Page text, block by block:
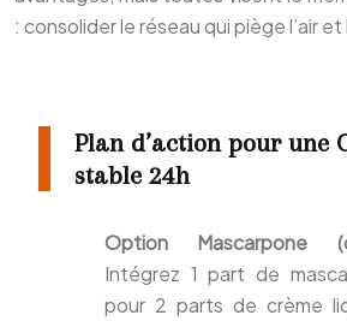
: consolider le réseau qui piège l’air et
Plan d’action pour une
stable 24h
Option Mascarpone
Intégrez 1 part de
pour 2 parts de crème